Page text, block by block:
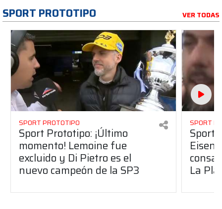
SPORT PROTOTIPO VER TODAS
SPORT PROTOTIPO
Sport Prototipo: ¡Último
momento! Lemoine fue
excluido y Di Pietro es el
nuevo campeón de la SP3
SPORT
Sport
La